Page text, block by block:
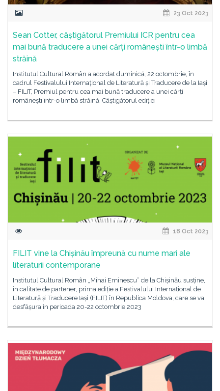
23 Oct 2023
Sean Cotter, câștigătorul Premiului ICR pentru cea
mai bună traducere a unei cărți românești într-o limbă
străină
Institutul Cultural Român a acordat duminică, 22 octombrie, în
cadrul Festivalului Internațional de Literatură și Traducere de la Iași
– FILIT, Premiul pentru cea mai bună traducere a unei cărți
românești într-o limbă străină. Câștigătorul ediției
18 Oct 2023
FILIT vine la Chișinău împreună cu nume mari ale
literaturii contemporane
Institutul Cultural Român „Mihai Eminescu” de la Chișinău susține,
în calitate de partener, prima ediție a Festivalului Internațional de
Literatură și Traducere Iași (FILIT) în Republica Moldova, care se va
desfășura în perioada 20-22 octombrie 2023